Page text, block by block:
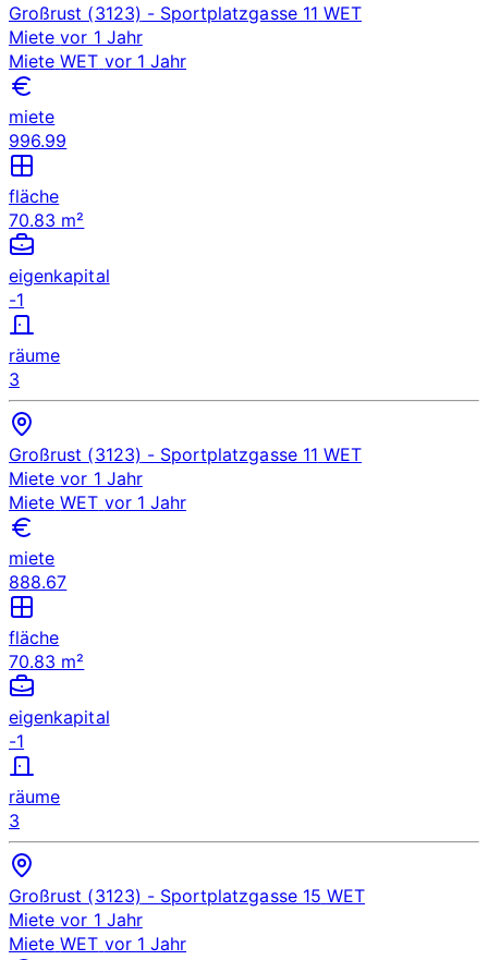
Großrust (3123) - Sportplatzgasse 11 WET
Miete vor 1 Jahr
Miete WET vor 1 Jahr
miete
996.99
fläche
70.83 m²
eigenkapital
-1
räume
3
Großrust (3123) - Sportplatzgasse 11 WET
Miete vor 1 Jahr
Miete WET vor 1 Jahr
miete
888.67
fläche
70.83 m²
eigenkapital
-1
räume
3
Großrust (3123) - Sportplatzgasse 15 WET
Miete vor 1 Jahr
Miete WET vor 1 Jahr